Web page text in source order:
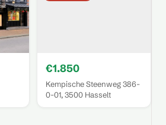
€1.850
Kempische Steenweg 386-
0-01, 3500 Hasselt